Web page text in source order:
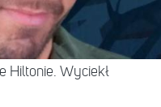
Hiltonie. Wyciekł